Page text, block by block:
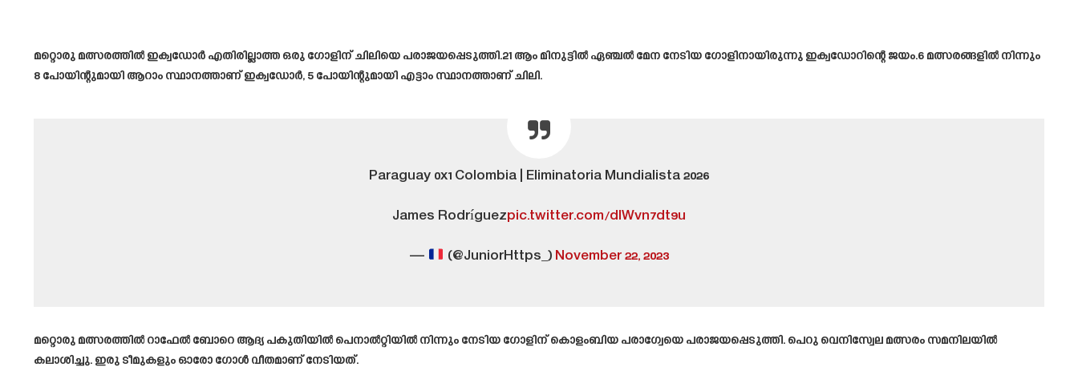
മറ്റൊരു മത്സരത്തിൽ ഇക്വഡോർ എതിരില്ലാത്ത ഒരു ഗോളിന് ചിലിയെ പരാജയപ്പെടുത്തി.21 ആം മിനുട്ടിൽ ഏഞ്ചൽ മേന നേടിയ ഗോളിനായിരുന്നു ഇക്വഡോറിന്റെ ജയം.6 മത്സരങ്ങളിൽ നിന്നും
8 പോയിന്റുമായി ആറാം സ്ഥാനത്താണ് ഇക്വഡോർ, 5 പോയിന്റുമായി എട്ടാം സ്ഥാനത്താണ് ചിലി.
Paraguay 0x1 Colombia | Eliminatoria Mundialista 2026
James Rodríguezpic.twitter.com/dlWvn7dt9u
— (@JuniorHttps_) November 22, 2023
മറ്റൊരു മത്സരത്തിൽ റാഫേൽ ബോറെ ആദ്യ പകുതിയിൽ പെനാൽറ്റിയിൽ നിന്നും നേടിയ ഗോളിന് കൊളംബിയ പരാഗ്വേയെ പരാജയപ്പെടുത്തി. പെറു വെനിസ്വേല മത്സരം സമനിലയിൽ
കലാശിച്ചു. ഇരു ടീമുകളും ഓരോ ഗോൾ വീതമാണ് നേടിയത്.